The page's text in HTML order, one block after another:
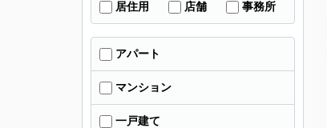
居住用 店舗 事務所
アパート
マンション
一戸建て